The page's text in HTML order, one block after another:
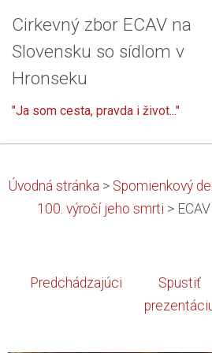
Cirkevný zbor ECAV na
Slovensku so sídlom v
Hronseku
"Ja som cesta, pravda i život..."
Úvodná stránka > Spomienkový
100. výročí jeho smrti >
Predchádzajúci
Spustiť